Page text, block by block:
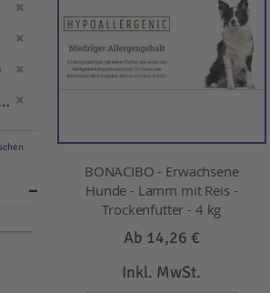
BONACIBO - Erwachsene
Hunde - Lamm mit Reis -
Trockenfutter - 4 kg
Ab 14,26 €
Inkl. MwSt.
Dies entfernen
Dies entfernen